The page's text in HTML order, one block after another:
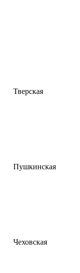
Тверская
Пушкинская
Чеховская